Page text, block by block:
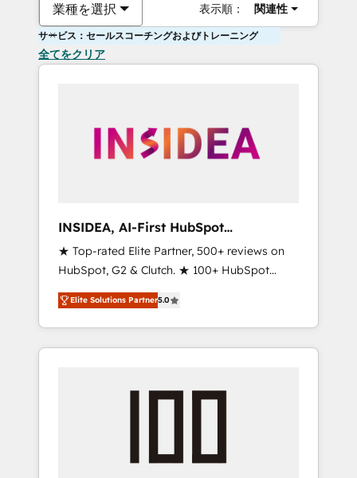
業種を選択 表示順： 関連性
サービス：セールスコーチングおよびトレーニング
全てをクリア
INSIDEA, AI-First HubSpot
Onboarding & RevOps
★ Top-rated Elite Partner, 500+ reviews on
HubSpot, G2 & Clutch. ★ 100+ HubSpot
Certified Experts & Trainers across the team
★ 1,500+ implementations across five
continents ★ AI-First, RevOps-led,
Onboarding obsessed ★ Company of the
engine. We onboard your team, migrate your
Elite Solutions Partner5.0